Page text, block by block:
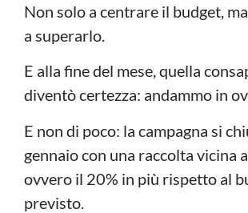
Non solo a centrare il budget,
a superarlo.
E alla fine del mese, quella
diventò certezza: andammo in
E non di poco: la campagna si
gennaio con una raccolta vicina
ovvero il 20% in più rispetto al
previsto.